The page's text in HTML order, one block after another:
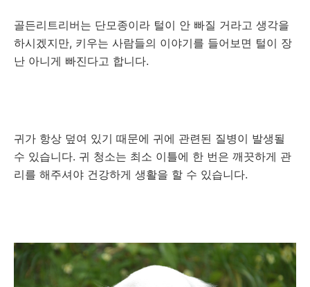
골든리트리버는 단모종이라 털이 안 빠질 거라고 생각을
하시겠지만, 키우는 사람들의 이야기를 들어보면 털이 장
난 아니게 빠진다고 합니다.
귀가 항상 덮여 있기 때문에 귀에 관련된 질병이 발생될
수 있습니다. 귀 청소는 최소 이틀에 한 번은 깨끗하게 관
리를 해주셔야 건강하게 생활을 할 수 있습니다.